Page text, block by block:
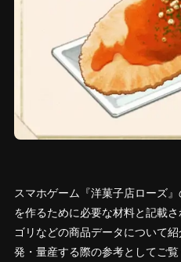
スマホゲーム『洋菓子店ローズ
を作るために必要な材料と記載
ゴリなどの商品データについて
発・量産する際の参考としてご覧